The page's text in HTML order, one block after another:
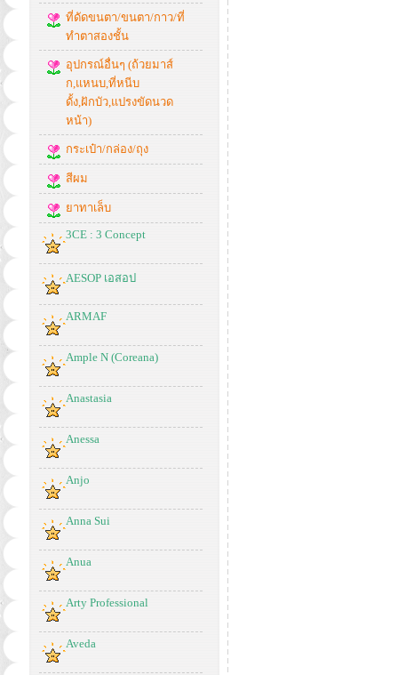
ที่ดัดขนตา/ขนตา/กาว/ที่
ทำตาสองชั้น
อุปกรณ์อื่นๆ (ถ้วยมาส์
ก,แหนบ,ที่หนีบ
ดั้ง,ฝักบัว,แปรงขัดนวด
หน้า)
กระเป๋า/กล่อง/ถุง
สีผม
ยาทาเล็บ
3CE : 3 Concept
AESOP เอสอป
ARMAF
Ample N (Coreana)
Anastasia
Anessa
Anjo
Anna Sui
Anua
Arty Professional
Aveda